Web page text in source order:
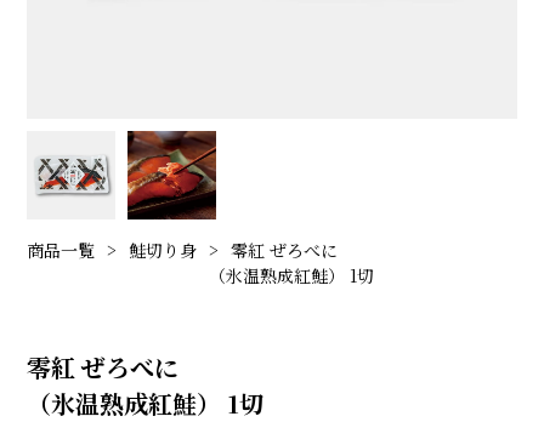
商品一覧 鮭切り身
零紅 ぜろべに
（氷温熟成紅鮭） 1切
零紅 ぜろべに
（氷温熟成紅鮭） 1切